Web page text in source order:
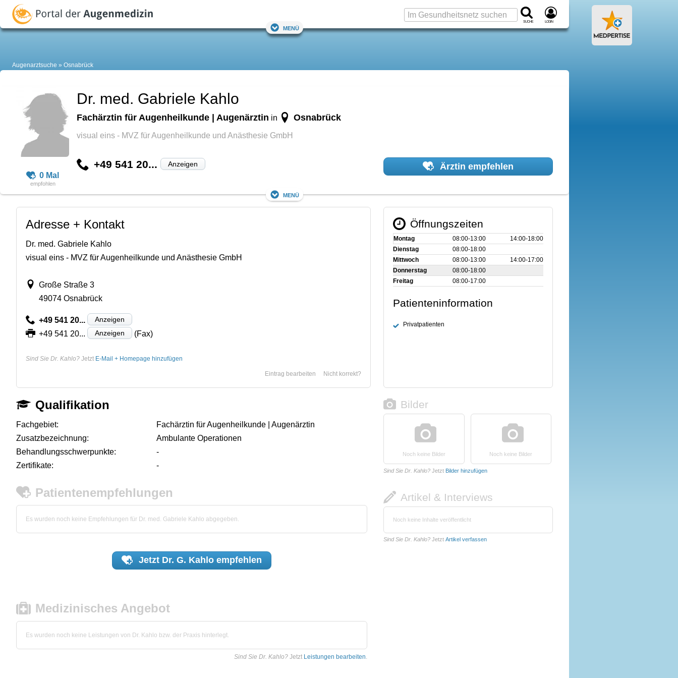
Suche Login
Menü
Augenarztsuche Osnabrück
0 Mal
Dr. med. Gabriele Kahlo
Fachärztin für Augenheilkunde | Augenärztin in Osnabrück
visual eins - MVZ für Augenheilkunde und Anästhesie GmbH
+49 541 20... Anzeigen Ärztin empfehlen
Menü
Adresse + Kontakt
Dr. med. Gabriele Kahlo
visual eins - MVZ für Augenheilkunde und Anästhesie GmbH
Große Straße 3
49074 Osnabrück
+49 541 20... Anzeigen
+49 541 20... Anzeigen (Fax)
Sind Sie Dr. Kahlo? Jetzt E-Mail + Homepage hinzufügen
Nicht korrekt?
Eintrag bearbeiten
Öffnungszeiten
Montag 08:00‑13:00
14:00‑18:00
Dienstag
08:00‑18:00
Mittwoch
08:00‑13:00
14:00‑17:00
Donnerstag
08:00‑18:00
Freitag
08:00‑17:00
Patienteninformation
Privatpatienten
Qualifikation
Fachgebiet:
Fachärztin für Augenheilkunde | Augenärztin
Zusatzbezeichnung:
Ambulante Operationen
Behandlungsschwerpunkte:
-
Zertifikate:
-
Patientenempfehlungen
Es wurden noch keine Empfehlungen für Dr. med. Gabriele Kahlo abgegeben.
Jetzt Dr. G. Kahloempfehlen
Medizinisches Angebot
Es wurden noch keine Leistungen von Dr. Kahlo bzw. der Praxis hinterlegt.
Sind Sie Dr. Kahlo? Jetzt Leistungen bearbeiten.
Bilder
Noch keine Bilder Noch keine Bilder
Sind Sie Dr. Kahlo? Jetzt Bilder hinzufügen
Artikel & Interviews
Noch keine Inhalte veröffentlicht
Sind Sie Dr. Kahlo? Jetzt Artikel verfassen